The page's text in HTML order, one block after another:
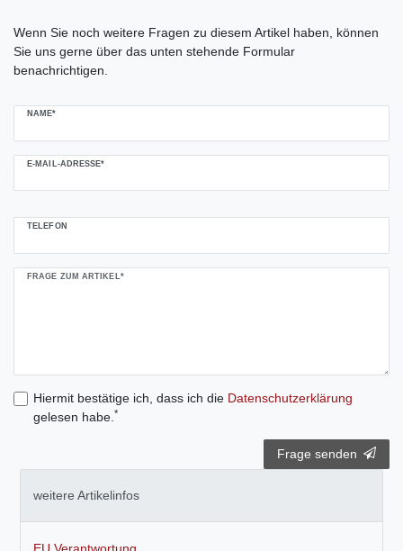
Wenn Sie noch weitere Fragen zu diesem Artikel haben, können
Sie uns gerne über das unten stehende Formular
benachrichtigen.
NAME*
E-MAIL-ADRESSE*
TELEFON
FRAGE ZUM ARTIKEL*
Hiermit bestätige ich, dass ich die Daten­schutz­erklärung
gelesen habe. *
Frage senden
weitere Artikelinfos
EU Verantwortung